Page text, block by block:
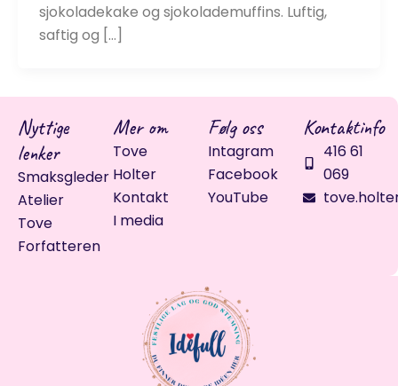
sjokoladekake og sjokolademuffins. Luftig,
saftig og […]
Nyttige
lenker
Smaksgleder
Atelier
Tove
Forfatteren
Mer om
Tove
Holter
Kontakt
I media
Følg oss
Intagram
Facebook
YouTube
Kontaktinfo
416 61
069